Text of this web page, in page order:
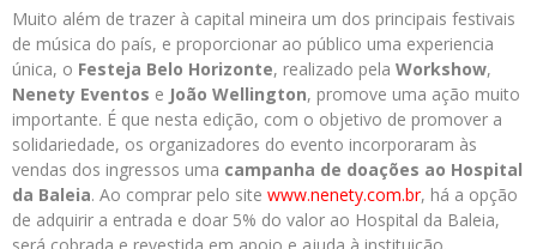
Muito além de trazer à capital mineira um dos principais festivais
de música do país, e proporcionar ao público uma experiencia
única, o Festeja Belo Horizonte, realizado pela Workshow,
Nenety Eventos e João Wellington, promove uma ação muito
importante. É que nesta edição, com o objetivo de promover a
solidariedade, os organizadores do evento incorporaram às
vendas dos ingressos uma campanha de doações ao Hospital
da Baleia. Ao comprar pelo site www.nenety.com.br, há a opção
de adquirir a entrada e doar 5% do valor ao Hospital da Baleia,